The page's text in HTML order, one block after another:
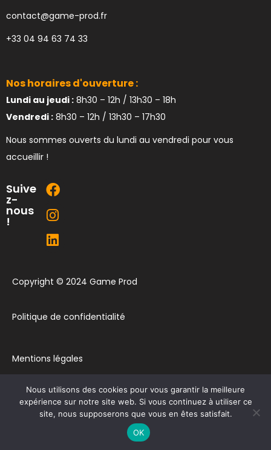
contact@game-prod.fr
+33 04 94 63 74 33
Nos horaires d'ouverture :
Lundi au jeudi : 8h30 – 12h / 13h30 – 18h
Vendredi : 8h30 – 12h / 13h30 – 17h30
Nous sommes ouverts du lundi au vendredi pour vous
accueillir !
Suive
z-
nous
!
Copyright © 2024 Game Prod
Politique de confidentialité
Mentions légales
Plan du site
Nous utilisons des cookies pour vous garantir la meilleure
expérience sur notre site web. Si vous continuez à utiliser ce
site, nous supposerons que vous en êtes satisfait.
OK